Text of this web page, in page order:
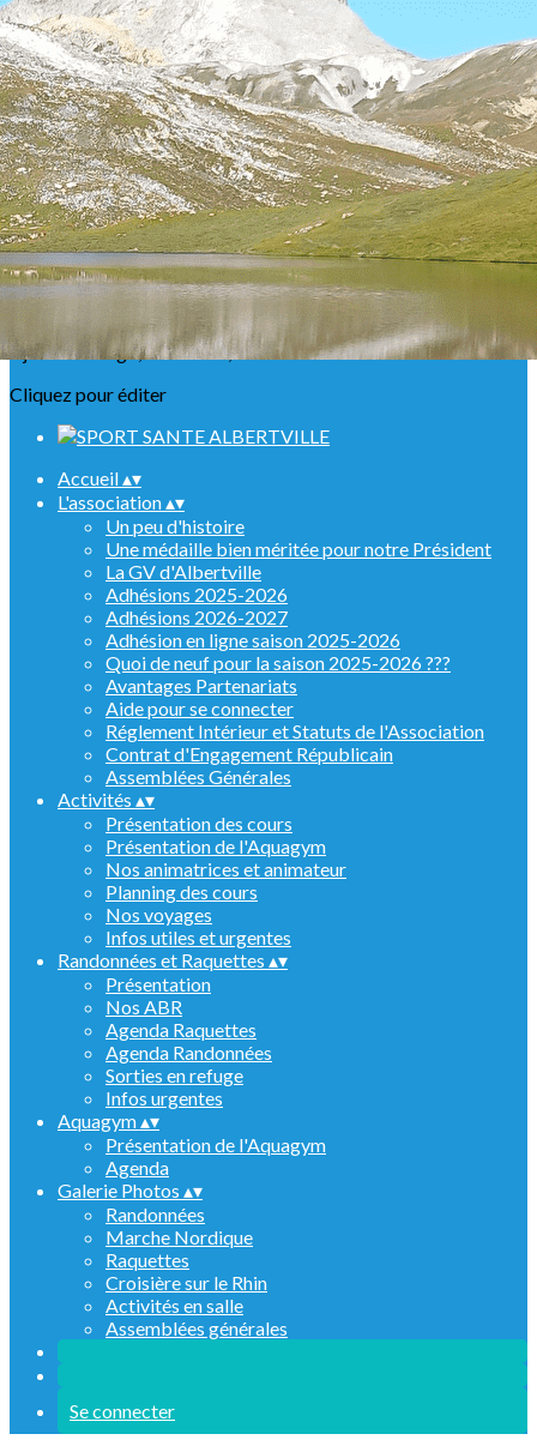
Exporter les lignes sélectionnées
Exporter toutes les colonnes
Exporter uniquement les colonnes affichées
Menu
<
>
Présentation
Nos ABR
Agenda Raquettes
Agenda Randonnées
Sorties en refuge
Infos urgentes
Ajoutez un logo, un bouton, des réseaux sociaux
Cliquez pour éditer
Accueil▴▾
L'association▴▾
Un peu d'histoire
Une médaille bien méritée pour notre Président
La GV d'Albertville
Adhésions 2025-2026
Adhésions 2026-2027
Adhésion en ligne saison 2025-2026
Quoi de neuf pour la saison 2025-2026 ???
Avantages Partenariats
Aide pour se connecter
Réglement Intérieur et Statuts de l'Association
Contrat d'Engagement Républicain
Assemblées Générales
Activités ▴▾
Présentation des cours
Présentation de l'Aquagym
Nos animatrices et animateur
Planning des cours
Nos voyages
Infos utiles et urgentes
Randonnées et Raquettes ▴▾
Présentation
Nos ABR
Agenda Raquettes
Agenda Randonnées
Sorties en refuge
Infos urgentes
Aquagym▴▾
Présentation de l'Aquagym
Agenda
Galerie Photos ▴▾
Randonnées
Marche Nordique
Raquettes
Croisière sur le Rhin
Activités en salle
Assemblées générales
Se connecter